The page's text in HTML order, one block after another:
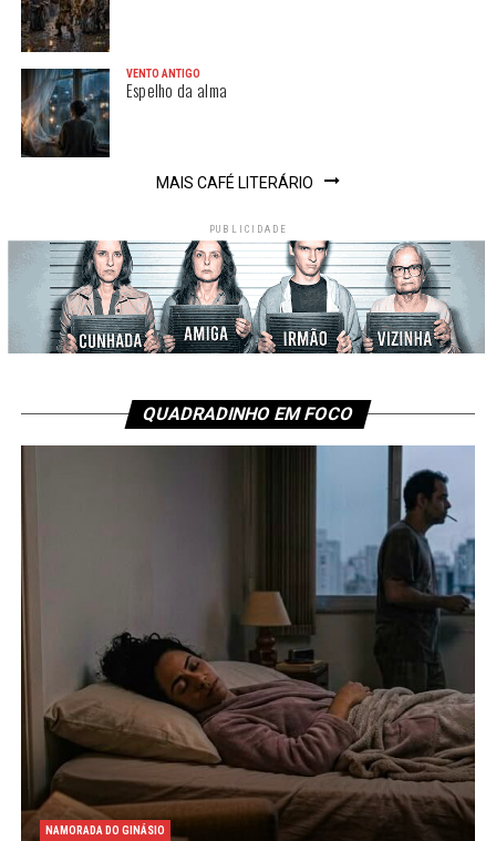
VENTO ANTIGO
Espelho da alma
MAIS CAFÉ LITERÁRIO
PUBLICIDADE
QUADRADINHO EM FOCO
NAMORADA DO GINÁSIO